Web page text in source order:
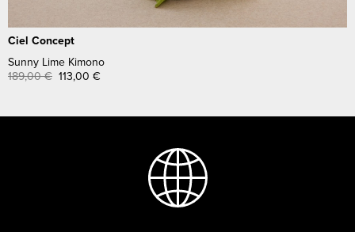
Ciel Concept
Sunny Lime Kimono
189,00€ 113,00 €